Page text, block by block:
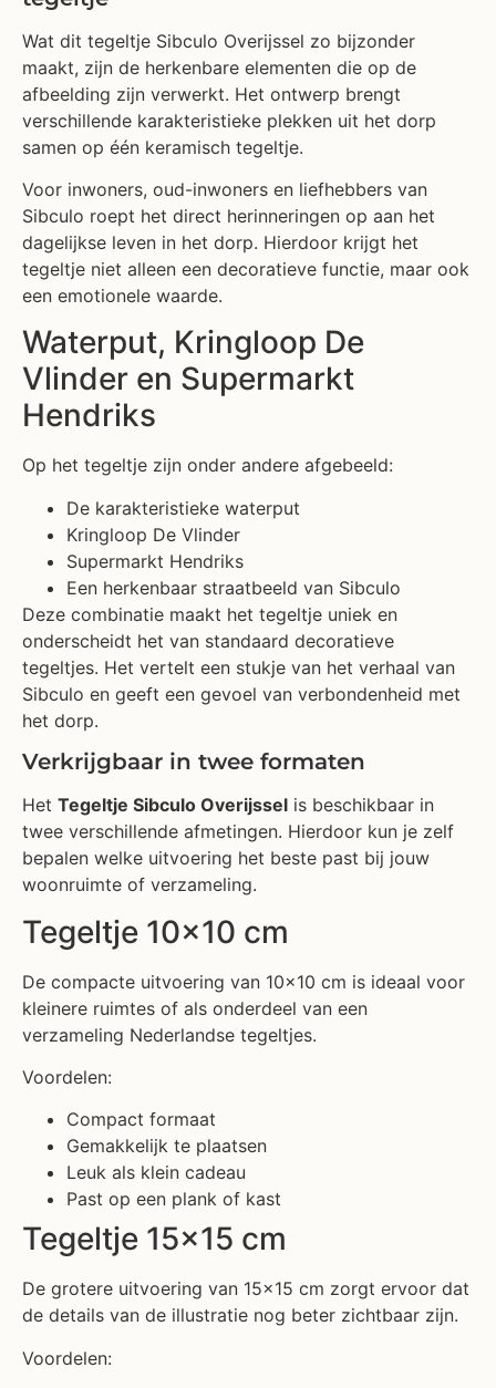
Wat dit tegeltje Sibculo Overijssel zo bijzonder
maakt, zijn de herkenbare elementen die op de
afbeelding zijn verwerkt. Het ontwerp brengt
verschillende karakteristieke plekken uit het dorp
samen op één keramisch tegeltje.
Voor inwoners, oud-inwoners en liefhebbers van
Sibculo roept het direct herinneringen op aan het
dagelijkse leven in het dorp. Hierdoor krijgt het
tegeltje niet alleen een decoratieve functie, maar ook
een emotionele waarde.
Waterput, Kringloop De
Vlinder en Supermarkt
Hendriks
Op het tegeltje zijn onder andere afgebeeld:
De karakteristieke waterput
Kringloop De Vlinder
Supermarkt Hendriks
Een herkenbaar straatbeeld van Sibculo
Deze combinatie maakt het tegeltje uniek en
onderscheidt het van standaard decoratieve
tegeltjes. Het vertelt een stukje van het verhaal van
Sibculo en geeft een gevoel van verbondenheid met
het dorp.
Verkrijgbaar in twee formaten
Het Tegeltje Sibculo Overijssel is beschikbaar in
twee verschillende afmetingen. Hierdoor kun je zelf
bepalen welke uitvoering het beste past bij jouw
woonruimte of verzameling.
Tegeltje 10×10 cm
De compacte uitvoering van 10×10 cm is ideaal voor
kleinere ruimtes of als onderdeel van een
verzameling Nederlandse tegeltjes.
Voordelen:
Compact formaat
Gemakkelijk te plaatsen
Leuk als klein cadeau
Past op een plank of kast
Tegeltje 15×15 cm
De grotere uitvoering van 15×15 cm zorgt ervoor dat
de details van de illustratie nog beter zichtbaar zijn.
Voordelen: